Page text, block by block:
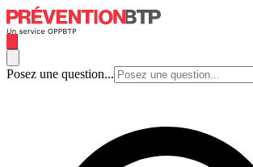
Posez une question...